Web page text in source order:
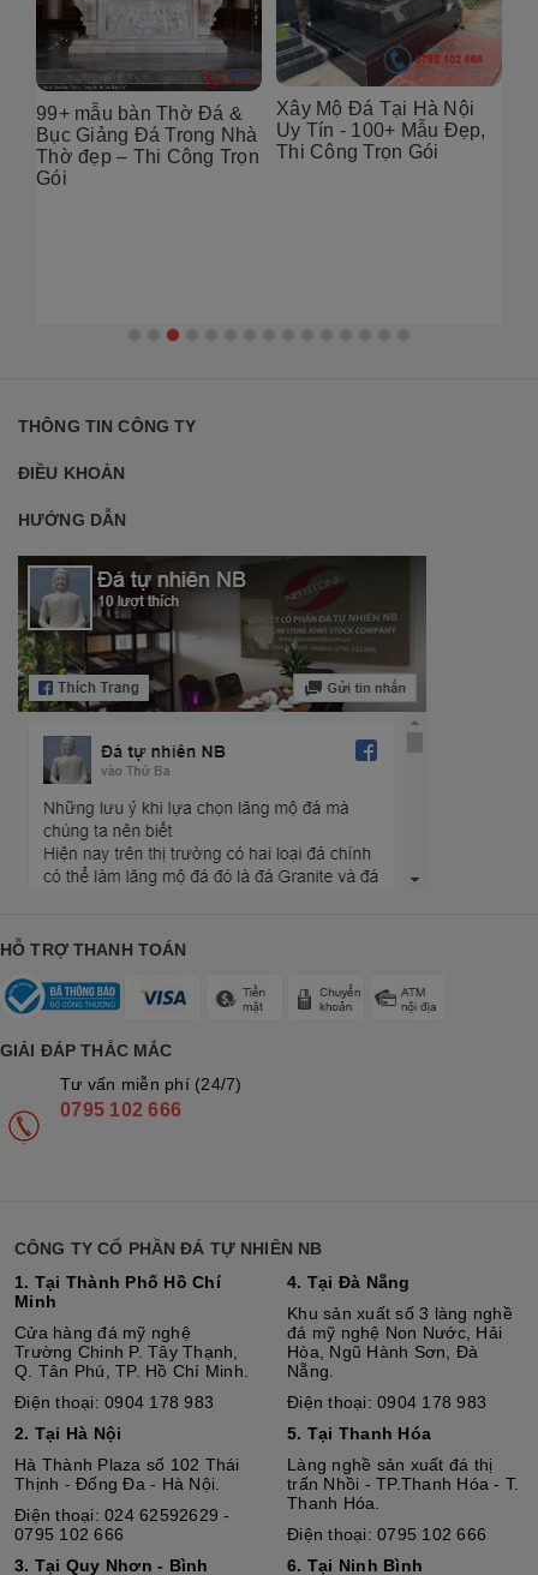
99+ mẫu bàn Thờ Đá &
Bục Giảng Đá Trong Nhà
Thờ đẹp – Thi Công Trọn
Gói
Xây Mộ Đá Tại Hà Nội
Uy Tín - 100+ Mẫu Đẹp,
Thi Công Trọn Gói
THÔNG TIN CÔNG TY
ĐIỀU KHOẢN
HƯỚNG DẪN
HỖ TRỢ THANH TOÁN
GIẢI ĐÁP THẮC MẮC
Tư vấn miễn phí (24/7)
0795 102 666
CÔNG TY CỔ PHẦN ĐÁ TỰ NHIÊN NB
1. Tại Thành Phố Hồ Chí
Minh
Cửa hàng đá mỹ nghệ
Trường Chinh P. Tây Thạnh,
Q. Tân Phú, TP. Hồ Chí Minh.
Điện thoại: 0904 178 983
2. Tại Hà Nội
Hà Thành Plaza số 102 Thái
Thịnh - Đống Đa - Hà Nội.
Điện thoại: 024 62592629 -
0795 102 666
3. Tại Quy Nhơn - Bình
4. Tại Đà Nẵng
Khu sản xuất số 3 làng nghề
đá mỹ nghệ Non Nước, Hải
Hòa, Ngũ Hành Sơn, Đà
Nẵng.
Điện thoại: 0904 178 983
5. Tại Thanh Hóa
Làng nghề sản xuất đá thị
trấn Nhồi - TP.Thanh Hóa - T.
Thanh Hóa.
Điện thoại: 0795 102 666
6. Tại Ninh Bình